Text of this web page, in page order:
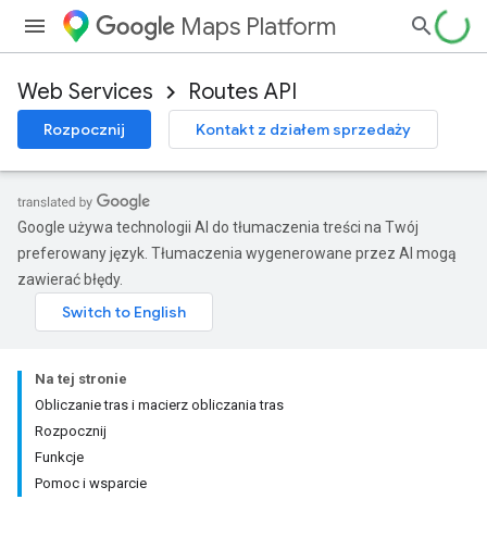
Maps Platform
Web Services Routes API
Rozpocznij Kontakt z działem sprzedaży
Google używa technologii AI do tłumaczenia treści na Twój
preferowany język. Tłumaczenia wygenerowane przez AI mogą
zawierać błędy.
Na tej stronie
Obliczanie tras i macierz obliczania tras
Rozpocznij
Funkcje
Pomoc i wsparcie